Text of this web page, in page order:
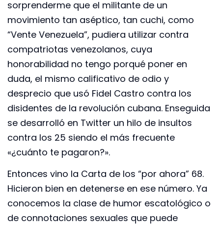
sorprenderme que el militante de un
movimiento tan aséptico, tan cuchi, como
“Vente Venezuela”, pudiera utilizar contra
compatriotas venezolanos, cuya
honorabilidad no tengo porqué poner en
duda, el mismo calificativo de odio y
desprecio que usó Fidel Castro contra los
disidentes de la revolución cubana. Enseguida
se desarrolló en Twitter un hilo de insultos
contra los 25 siendo el más frecuente
«¿cuánto te pagaron?».
Entonces vino la Carta de los “por ahora” 68.
Hicieron bien en detenerse en ese número. Ya
conocemos la clase de humor escatológico o
de connotaciones sexuales que puede